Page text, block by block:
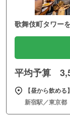
歌舞伎町タワー
平均予算
【昼から飲め
新宿駅／東京都